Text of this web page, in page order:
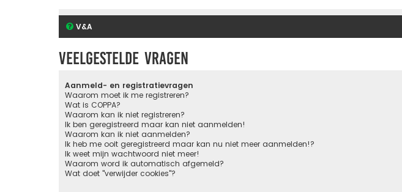
V&A
Veelgestelde vragen
Aanmeld- en registratievragen
Waarom moet ik me registreren?
Wat is COPPA?
Waarom kan ik niet registreren?
Ik ben geregistreerd maar kan niet aanmelden!
Waarom kan ik niet aanmelden?
Ik heb me ooit geregistreerd maar kan nu niet meer aanmelden!?
Ik weet mijn wachtwoord niet meer!
Waarom word ik automatisch afgemeld?
Wat doet "verwijder cookies"?